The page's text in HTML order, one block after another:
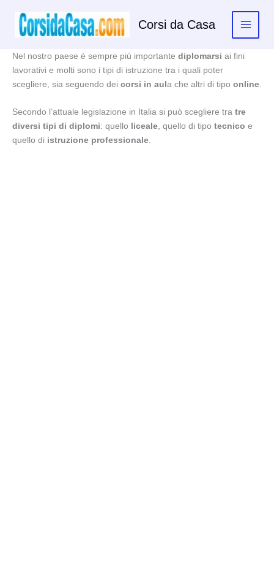
contenuto
Corsi da Casa
Nel nostro paese è sempre più importante diplomarsi ai fini
lavorativi e molti sono i tipi di istruzione tra i quali poter
scegliere, sia seguendo dei corsi in aula che altri di tipo online
Secondo l’attuale legislazione in Italia si può scegliere tra tre
diversi tipi di diplomi: quello liceale, quello di tipo tecnico e
quello di istruzione professionale.